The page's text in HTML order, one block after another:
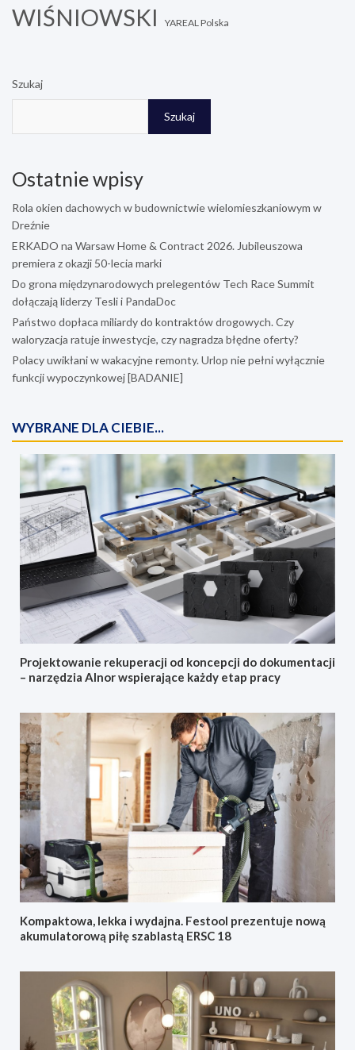
WIŚNIOWSKI YAREAL Polska
Szukaj
Szukaj
Ostatnie wpisy
Rola okien dachowych w budownictwie wielomieszkaniowym w
Dreźnie
ERKADO na Warsaw Home & Contract 2026. Jubileuszowa
premiera z okazji 50-lecia marki
Do grona międzynarodowych prelegentów Tech Race Summit
dołączają liderzy Tesli i PandaDoc
Państwo dopłaca miliardy do kontraktów drogowych. Czy
waloryzacja ratuje inwestycje, czy nagradza błędne oferty?
Polacy uwikłani w wakacyjne remonty. Urlop nie pełni wyłącznie
funkcji wypoczynkowej [BADANIE]
WYBRANE DLA CIEBIE...
Projektowanie rekuperacji od koncepcji do dokumentacji
– narzędzia Alnor wspierające każdy etap pracy
Kompaktowa, lekka i wydajna. Festool prezentuje nową
akumulatorową piłę szablastą ERSC 18